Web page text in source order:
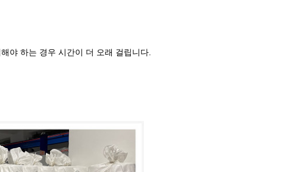
야 하는 경우 시간이 더 오래 걸립니다.